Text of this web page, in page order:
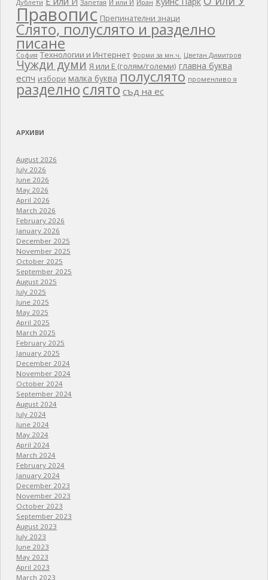
Дублети Запетая И или Й Иран
Правопис Препинателни знаци
Слято, полуслято и разделно
писане
София Технологии и Интернет Форми за мн.ч. Цветан Димитров
Чужди думи Я или Е (голям/големи) главна буква
еспч избори малка буква полуслято променливо я
разделнослято съд на ес
АРХИВИ
August 2026
July 2026
June 2026
May 2026
April 2026
March 2026
February 2026
January 2026
December 2025
November 2025
October 2025
September 2025
August 2025
July 2025
June 2025
May 2025
April 2025
March 2025
February 2025
January 2025
December 2024
November 2024
October 2024
September 2024
August 2024
July 2024
June 2024
May 2024
April 2024
March 2024
February 2024
January 2024
December 2023
November 2023
October 2023
September 2023
August 2023
July 2023
June 2023
May 2023
April 2023
March 2023